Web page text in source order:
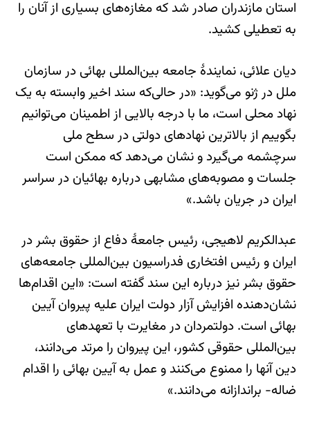
استان مازندران صادر شد که مغازه‌های بسیاری از آنان را
به تعطیلی کشید.
دیان علائی، نمایندۀ جامعه بین‌المللی بهائی در سازمان
ملل در ژنو می‌گوید: «در حالی‌که سند اخیر وابسته به یک
نهاد محلی است، ما با درجه بالایی از اطمینان می‌توانیم
بگوییم از بالاترین نهادهای دولتی در سطح ملی
سرچشمه می‌گیرد و نشان می‌دهد که ممکن است
جلسات و مصوبه‌های مشابهی درباره بهائیان در سراسر
ایران در جریان باشد.»
عبدالکریم لاهیجی، رئیس جامعۀ دفاع از حقوق بشر در
ایران و رئیس افتخاری فدراسیون بین‌المللی جامعه‌های
حقوق بشر نیز درباره این سند گفته است: «این اقدام‌ها
نشان‌دهنده افزایش آزار دولت ایران علیه پیروان آیین
بهائی است. دولتمردان در مغایرت با تعهدهای
بین‌المللی حقوقی کشور، این پیروان را مرتد می‌دانند،
دین آنها را ممنوع می‌کنند و عمل به آیین بهائی را اقدام
ضاله- براندازانه می‌دانند.»